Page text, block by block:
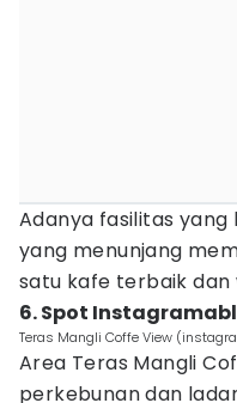
Adanya fasilitas yang
yang menunjang
satu kafe terbaik dan
6. Spot
Teras Mangli Coffe View
Area Teras Mangli
perkebunan dan